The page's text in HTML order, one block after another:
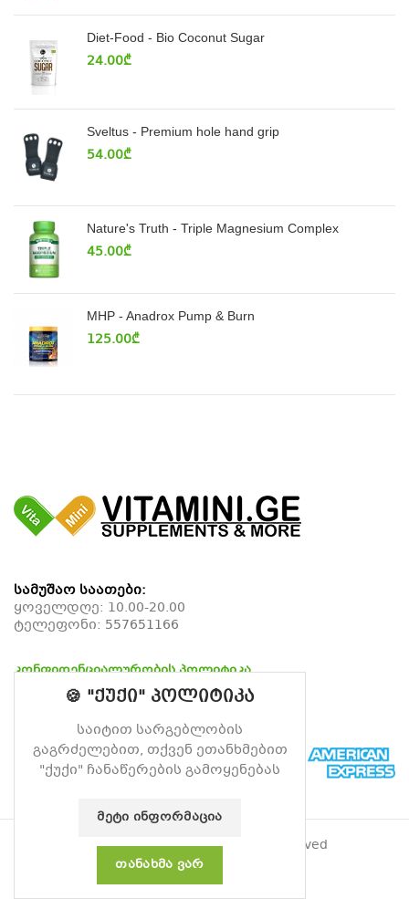
Diet-Food - Bio Coconut Sugar
24.00₾
Sveltus - Premium hole hand grip
54.00₾
Nature's Truth - Triple Magnesium Complex
45.00₾
MHP - Anadrox Pump & Burn
125.00₾
სამუშაო საათები:
ყოველდღე: 10.00-20.00
ტელეფონი: 557651166
კონფიდენციალურობის პოლიტიკა
დაბრუნების პოლიტიკა
მიწოდების პოლიტიკა
© 2026ვიტამინი. All rights reserved
🍪 "ქუქი" პოლიტიკა
საიტით სარგებლობის
გაგრძელებით, თქვენ ეთანხმებით
"ქუქი" ჩანაწერების გამოყენებას
ᲛᲔᲢᲘ ᲘᲜᲤᲝᲠᲛᲐᲪᲘᲐ
ᲗᲐᲜᲐᲮᲛᲐ ᲕᲐᲠ